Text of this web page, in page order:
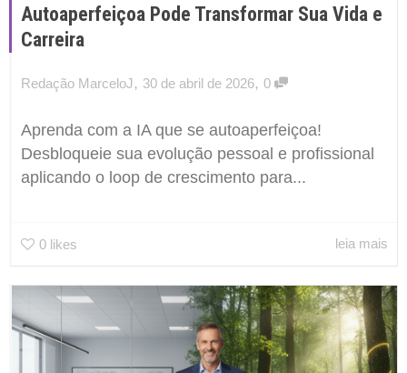
Autoaperfeiçoa Pode Transformar Sua Vida e
Carreira
Redação MarceloJ, 30 de abril de 2026, 0
Aprenda com a IA que se autoaperfeiçoa!
Desbloqueie sua evolução pessoal e profissional
aplicando o loop de crescimento para...
0 likes leia mais